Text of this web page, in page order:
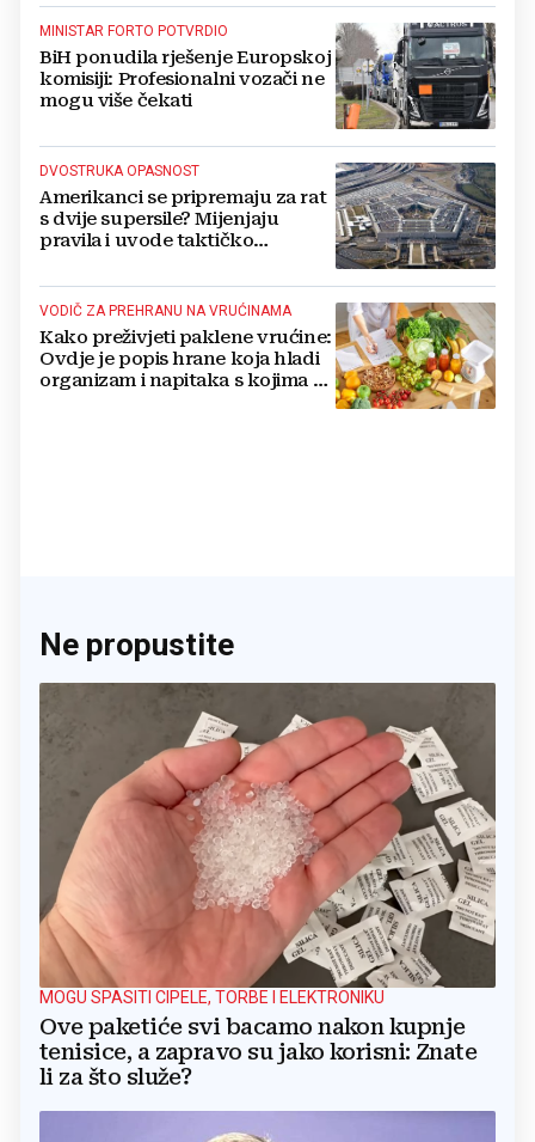
MINISTAR FORTO POTVRDIO
BiH ponudila rješenje Europskoj
komisiji: Profesionalni vozači ne
mogu više čekati
DVOSTRUKA OPASNOST
Amerikanci se pripremaju za rat
s dvije supersile? Mijenjaju
pravila i uvode taktičko
VODIČ ZA PREHRANU NA VRUĆINAMA
Kako preživjeti paklene vrućine:
Ovdje je popis hrane koja hladi
organizam i napitaka s kojima si
Ne propustite
MOGU SPASITI CIPELE, TORBE I ELEKTRONIKU
Ove paketiće svi bacamo nakon kupnje
tenisice, a zapravo su jako korisni: Znate
li za što služe?